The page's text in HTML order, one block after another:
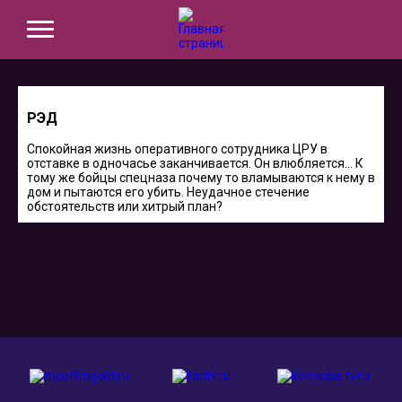
РЭД
Спокойная жизнь оперативного сотрудника ЦРУ в
отставке в одночасье заканчивается. Он влюбляется… К
тому же бойцы спецназа почему то вламываются к нему в
дом и пытаются его убить. Неудачное стечение
обстоятельств или хитрый план?